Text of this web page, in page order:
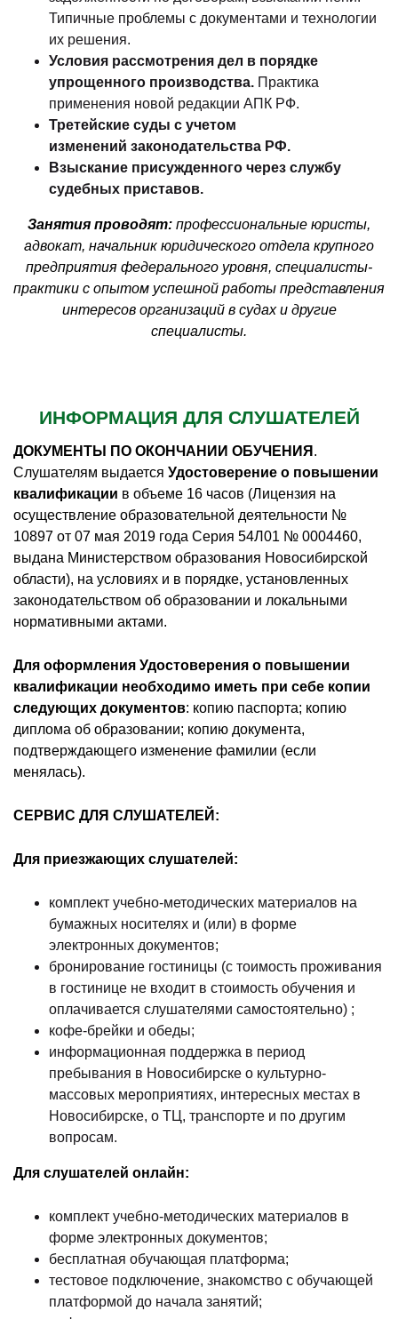
Типичные проблемы с документами и технологии
их решения.
Условия рассмотрения дел в порядке
упрощенного производства. Практика
применения новой редакции АПК РФ.
Третейские суды с учетом
изменений законодательства РФ.
Взыскание присужденного через службу
судебных приставов.
Занятия проводят: профессиональные юристы,
адвокат, начальник юридического отдела крупного
предприятия федерального уровня, специалисты-
практики с опытом успешной работы представления
интересов организаций в судах и другие
специалисты.
ИНФОРМАЦИЯ ДЛЯ СЛУШАТЕЛЕЙ
ДОКУМЕНТЫ ПО ОКОНЧАНИИ ОБУЧЕНИЯ .
Слушателям выдается Удостоверение о повышении
квалификации в объеме 16 часов (Лицензия на
осуществление образовательной деятельности №
10897 от 07 мая 2019 года Серия 54Л01 № 0004460,
выдана Министерством образования Новосибирской
области), на условиях и в порядке, установленных
законодательством об образовании и локальными
нормативными актами.
Для оформления Удостоверения о повышении
квалификации необходимо иметь при себе копии
следующих документов: копию паспорта; копию
диплома об образовании; копию документа,
подтверждающего изменение фамилии (если
менялась).
СЕРВИС ДЛЯ СЛУШАТЕЛЕЙ:
Для приезжающих слушателей:
комплект учебно-методических материалов на
бумажных носителях и (или) в форме
электронных документов;
бронирование гостиницы (с тоимость проживания
в гостинице не входит в стоимость обучения и
оплачивается слушателями самостоятельно) ;
кофе-брейки и обеды;
информационная поддержка в период
пребывания в Новосибирске о культурно-
массовых мероприятиях, интересных местах в
Новосибирске, о ТЦ, транспорте и по другим
вопросам.
Для слушателей онлайн:
комплект учебно-методических материалов в
форме электронных документов;
бесплатная обучающая платформа;
тестовое подключение, знакомство с обучающей
платформой до начала занятий;